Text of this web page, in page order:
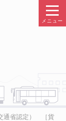
メニュー
通省認定） ［貨